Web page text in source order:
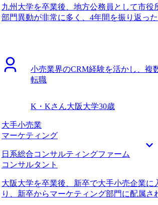
に尽力したいです。
た。その中で、カルチャー・プロモーシ
の違いなど一つ一つのファームの細かな
長期的なキャリア展望についてもアドバ
たので、とても手厚いサポートだと思い
伝えるべき自分の経歴をしっかりと作り
いては、大久保さんから細かいフィード
まいました。 前提としてコンサルティン
が、いざ落ちるとやはり落ち込んでしまい
は年収500万円になりました。 ゆくゆくは
い領域に取り組みたいと思っています。
が足りていないと思っているので、コンサ
いと考えています。研修体制がしっかりし
りと吸収したいです。
九州大学を卒業後、地方公務員として市
部門異動が非常に多く、4年間を振り返っ
ンを取らないといけないという焦りから
して語れる何かが得られる現場を探して
スキルが欲しいと思っていたので、コンサ
社です。 公務員からの支援実績が豊富だ
から少し消極的になってしまっていた部
ェントの方からは、公務員という部分が
いたので、実績が豊富という点で転職活動
回の面談でコンサルティングファームにつ
き、頼りがいがあると思ったことも決め
サルティングファームの知見が素晴らしか
職階の役割も教えていただき、コンサルタ
に集中して転職活動を終えられました。
すが、企画要素のある経験をうまく
小売業界のCRM経験を活かし、複
転職
K・Kさん大阪大学30歳
大手小売業
マーケティング
日系総合コンサルティングファーム
コンサルタント
大阪大学を卒業後、新卒で大手小売企業
り、新卒からマーケティング部門に配属